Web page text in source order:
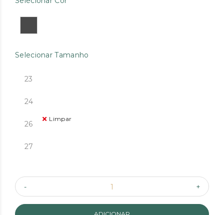
Selecionar Tamanho
23
24
26
27
Limpar